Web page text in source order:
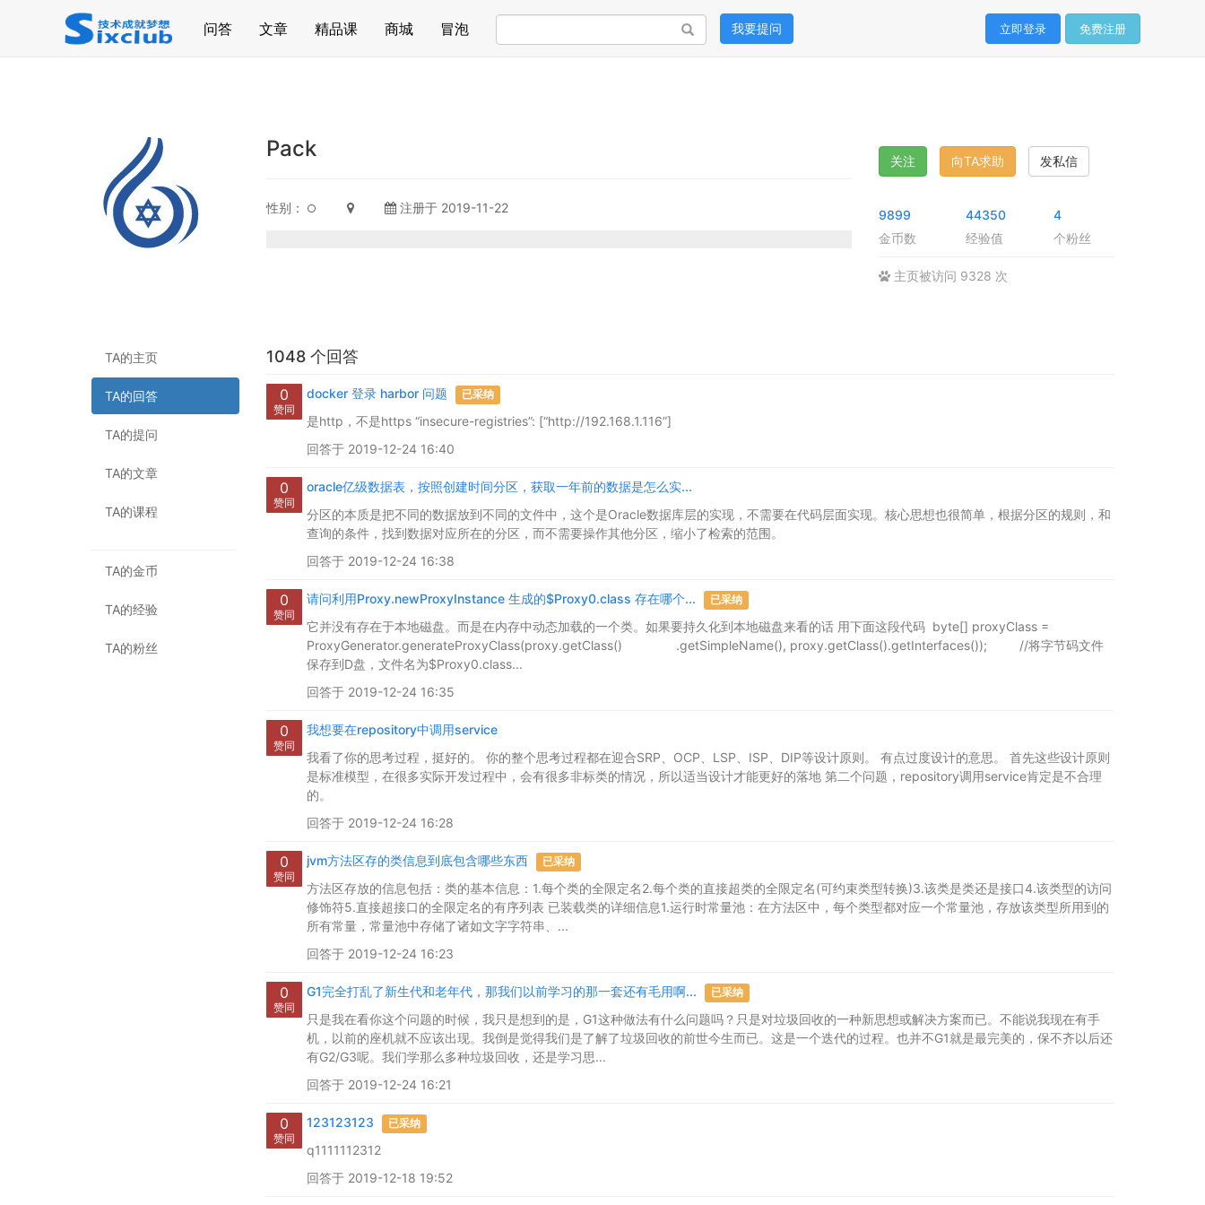
page contents
问答 文章 精品课 商城 冒泡 搜索 我要提问 立即登录 免费注册
Pack
性别： 注册于 2019-11-22
关注 向TA求助 发私信
9899
金币数
44350
经验值
4
个粉丝
主页被访问 9328 次
TA的主页
TA的回答
TA的提问
TA的文章
TA的课程
TA的金币
TA的经验
TA的粉丝
1048 个回答
0
赞同
docker 登录 harbor 问题 已采纳
是http，不是https “insecure-registries”: [“http://192.168.1.116”]
回答于 2019-12-24 16:40
0
赞同
oracle亿级数据表，按照创建时间分区，获取一年前的数据是怎么实...
分区的本质是把不同的数据放到不同的文件中，这个是Oracle数据库层的实现，不需要在代码层面实现。核心思想也很简单，根据分区的规则，和
查询的条件，找到数据对应所在的分区，而不需要操作其他分区，缩小了检索的范围。
回答于 2019-12-24 16:38
0
赞同
请问利用Proxy.newProxyInstance 生成的$Proxy0.class 存在哪个... 已采纳
它并没有存在于本地磁盘。而是在内存中动态加载的一个类。如果要持久化到本地磁盘来看的话 用下面这段代码 byte[] proxyClass =
ProxyGenerator.generateProxyClass(proxy.getClass() .getSimpleName(), proxy.getClass().getInterfaces()); //将字节码文件
保存到D盘，文件名为$Proxy0.class...
回答于 2019-12-24 16:35
0
赞同
我想要在repository中调用service
我看了你的思考过程，挺好的。 你的整个思考过程都在迎合SRP、OCP、LSP、ISP、DIP等设计原则。 有点过度设计的意思。 首先这些设计原则
是标准模型，在很多实际开发过程中，会有很多非标类的情况，所以适当设计才能更好的落地 第二个问题，repository调用service肯定是不合理
的。
回答于 2019-12-24 16:28
0
赞同
jvm方法区存的类信息到底包含哪些东西 已采纳
方法区存放的信息包括：类的基本信息：1.每个类的全限定名2.每个类的直接超类的全限定名(可约束类型转换)3.该类是类还是接口4.该类型的访问
修饰符5.直接超接口的全限定名的有序列表 已装载类的详细信息1.运行时常量池：在方法区中，每个类型都对应一个常量池，存放该类型所用到的
所有常量，常量池中存储了诸如文字字符串、...
回答于 2019-12-24 16:23
0
赞同
G1完全打乱了新生代和老年代，那我们以前学习的那一套还有毛用啊... 已采纳
只是我在看你这个问题的时候，我只是想到的是，G1这种做法有什么问题吗？只是对垃圾回收的一种新思想或解决方案而已。不能说我现在有手
机，以前的座机就不应该出现。我倒是觉得我们是了解了垃圾回收的前世今生而已。这是一个迭代的过程。也并不G1就是最完美的，保不齐以后还
有G2/G3呢。我们学那么多种垃圾回收，还是学习思...
回答于 2019-12-24 16:21
0
赞同
123123123 已采纳
q1111112312
回答于 2019-12-18 19:52